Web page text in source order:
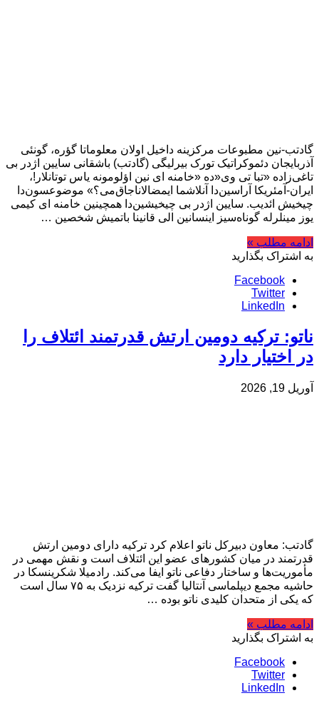
گادتب-نین مطبوعات مرکزینه داخیل اولان معلوماتا گؤره، گونئی
آذربایجان دئموکراتیک تورک بیرلیگی (گادتب) باشقانی سایین اژدر بی
تاغی‌زاده «تبا تی وی«ده «خامنه ای نین اؤلومونه یاس توتانلار!،
ایران-آمئریکا آراسین‌دا آنلاشما ایمضالاناجاق‌می؟» موضوعسون‌دا
چیخیش ائدیب. سایین اژدر بی چیخیشین‌دا همچینین خامنه ای کیمی
یوز مینلرله گوناه‌سیز اینسانین الی قانینا باتمیش شخصین …
ادامه مطلب »
به اشتراک بگذارید
Facebook
Twitter
LinkedIn
ناتو: ترکیه دومین ارتش قدرتمند ائتلاف را
در اختیار دارد
آوریل 19, 2026
گادتب: معاون دبیرکل ناتو اعلام کرد ترکیه دارای دومین ارتش
قدرتمند در میان کشورهای عضو این ائتلاف است و نقش مهمی در
مأموریت‌ها و ساختار دفاعی ناتو ایفا می‌کند. رادمیلا شکرینسکا در
حاشیه مجمع دیپلماسی آنتالیا گفت ترکیه نزدیک به ۷۵ سال است
که یکی از متحدان کلیدی ناتو بوده …
ادامه مطلب »
به اشتراک بگذارید
Facebook
Twitter
LinkedIn